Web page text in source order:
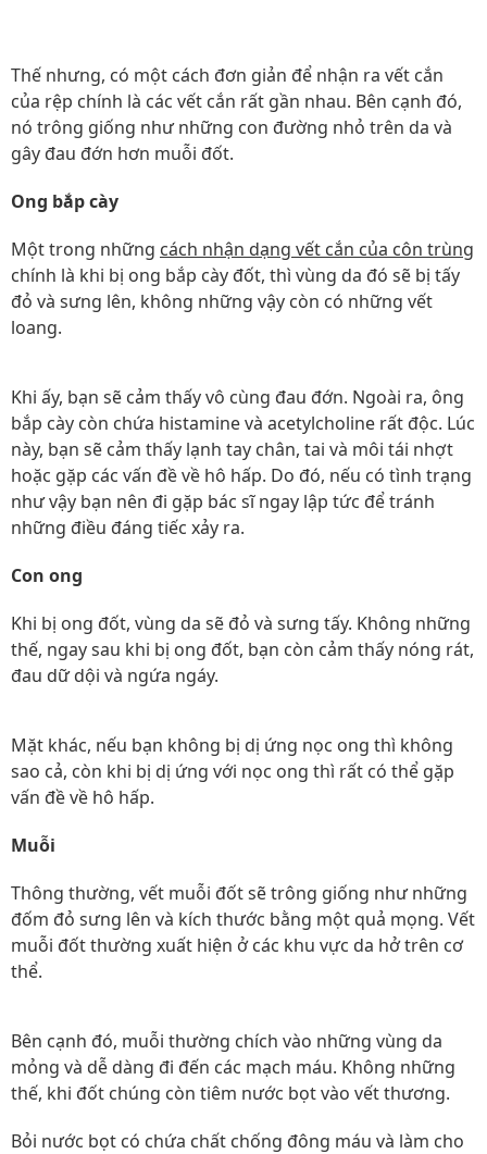
Thế nhưng, có một cách đơn giản để nhận ra vết cắn
của rệp chính là các vết cắn rất gần nhau. Bên cạnh đó,
nó trông giống như những con đường nhỏ trên da và
gây đau đớn hơn muỗi đốt.
Ong bắp cày
Một trong những cách nhận dạng vết cắn của côn trùng
chính là khi bị ong bắp cày đốt, thì vùng da đó sẽ bị tấy
đỏ và sưng lên, không những vậy còn có những vết
loang.
Khi ấy, bạn sẽ cảm thấy vô cùng đau đớn. Ngoài ra, ông
bắp cày còn chứa histamine và acetylcholine rất độc. Lúc
này, bạn sẽ cảm thấy lạnh tay chân, tai và môi tái nhợt
hoặc gặp các vấn đề về hô hấp. Do đó, nếu có tình trạng
như vậy bạn nên đi gặp bác sĩ ngay lập tức để tránh
những điều đáng tiếc xảy ra.
Con ong
Khi bị ong đốt, vùng da sẽ đỏ và sưng tấy. Không những
thế, ngay sau khi bị ong đốt, bạn còn cảm thấy nóng rát,
đau dữ dội và ngứa ngáy.
Mặt khác, nếu bạn không bị dị ứng nọc ong thì không
sao cả, còn khi bị dị ứng với nọc ong thì rất có thể gặp
vấn đề về hô hấp.
Muỗi
Thông thường, vết muỗi đốt sẽ trông giống như những
đốm đỏ sưng lên và kích thước bằng một quả mọng. Vết
muỗi đốt thường xuất hiện ở các khu vực da hở trên cơ
thể.
Bên cạnh đó, muỗi thường chích vào những vùng da
mỏng và dễ dàng đi đến các mạch máu. Không những
thế, khi đốt chúng còn tiêm nước bọt vào vết thương.
Bỏi nước bọt có chứa chất chống đông máu và làm cho